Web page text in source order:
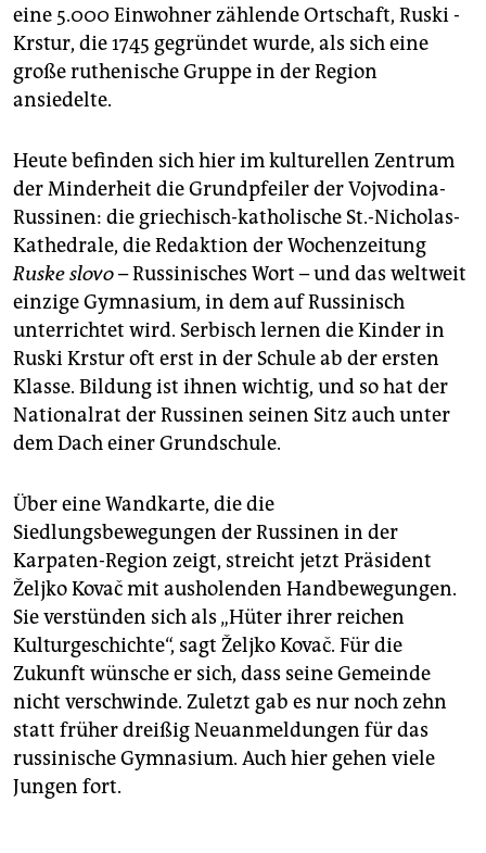
eine 5.000 Einwohner zählende Ortschaft, Ruski ­
Krstur, die 1745 gegründet wurde, als sich eine
große ruthenische Gruppe in der Region
ansiedelte.
Heute befinden sich hier im kulturellen Zentrum
der Minderheit die Grundpfeiler der Vojvodina-
Russinen: die griechisch-katholische St.-Nicholas-
Kathedrale, die Redaktion der Wochenzeitung
Ruske slovo– Russinisches Wort – und das weltweit
einzige Gymnasium, in dem auf Russinisch
unterrichtet wird. Serbisch lernen die Kinder in
Ruski Krstur oft erst in der Schule ab der ersten
Klasse. Bildung ist ihnen wichtig, und so hat der
Nationalrat der Russinen seinen Sitz auch unter
dem Dach einer Grundschule.
Über eine Wandkarte, die die
Siedlungsbewegungen der Russinen in der
Karpaten-Region zeigt, streicht jetzt Präsident
Željko Kovač mit ausholenden Handbewegungen.
Sie verstünden sich als „Hüter ihrer reichen
Kulturgeschichte“, sagt Željko Kovač. Für die
Zukunft wünsche er sich, dass seine Gemeinde
nicht verschwinde. Zuletzt gab es nur noch zehn
statt früher dreißig Neuanmeldungen für das
russinische Gymnasium. Auch hier gehen viele
Jungen fort.